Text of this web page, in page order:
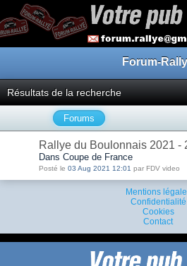
Forum-
Résultats de la recherche
Forums
Rallye du Boulonnais 2021 -
Dans Coupe de France
Posté le 03 Aug 2021 12:01 par FDV video
Mentions
Confidentialité
Cookies
Contact